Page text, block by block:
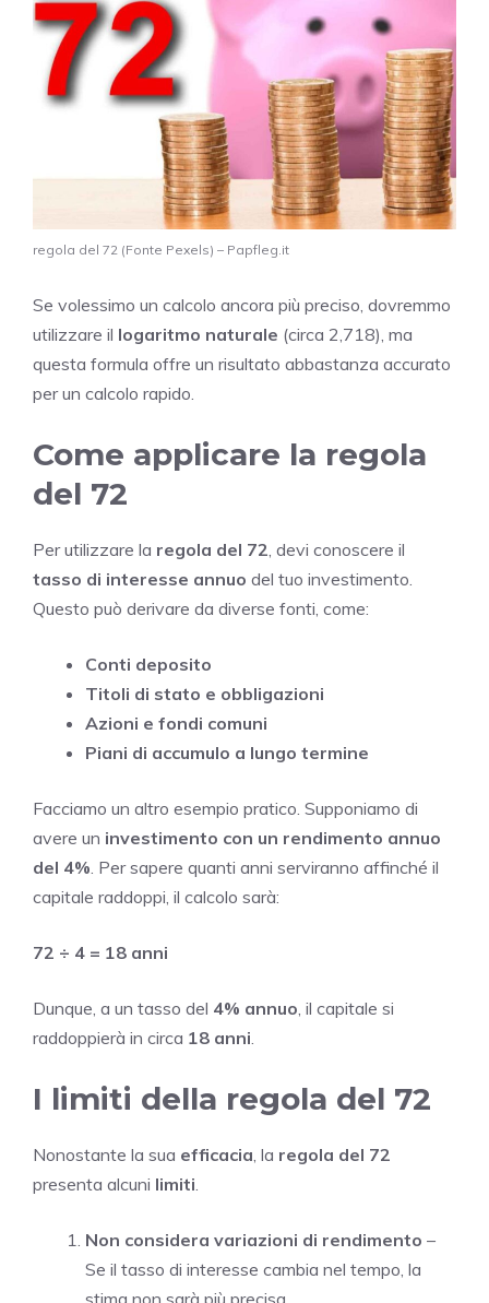
regola del 72 (Fonte Pexels) – Papfleg.it
Se volessimo un calcolo ancora più preciso, dovremmo
utilizzare il logaritmo naturale (circa 2,718), ma
questa formula offre un risultato abbastanza accurato
per un calcolo rapido.
Come applicare la regola
del 72
Per utilizzare la regola del 72 , devi conoscere il
tasso di interesse annuo del tuo investimento.
Questo può derivare da diverse fonti, come:
Conti deposito
Titoli di stato e obbligazioni
Azioni e fondi comuni
Piani di accumulo a lungo termine
Facciamo un altro esempio pratico. Supponiamo di
avere un investimento con un rendimento annuo
del 4% . Per sapere quanti anni serviranno affinché il
capitale raddoppi, il calcolo sarà:
72 ÷ 4 = 18 anni
Dunque, a un tasso del 4% annuo , il capitale si
raddoppierà in circa 18 anni
I limiti della regola del 72
Nonostante la sua efficacia , la regola del 72
presenta alcuni limiti
Non considera variazioni di rendimento –
Se il tasso di interesse cambia nel tempo, la
stima non sarà più precisa.